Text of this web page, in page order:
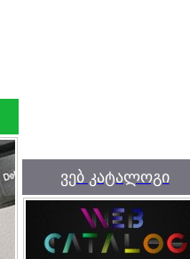
ვებ კატალოგი